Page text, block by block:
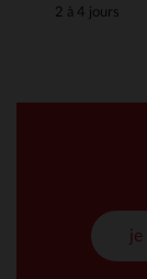
2 à 4 jours
je